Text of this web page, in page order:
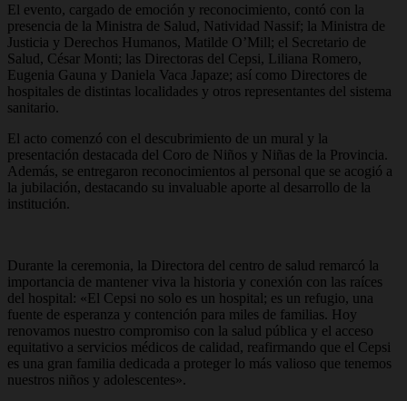
El evento, cargado de emoción y reconocimiento, contó con la
presencia de la Ministra de Salud, Natividad Nassif; la Ministra de
Justicia y Derechos Humanos, Matilde O’Mill; el Secretario de
Salud, César Monti; las Directoras del Cepsi, Liliana Romero,
Eugenia Gauna y Daniela Vaca Japaze; así como Directores de
hospitales de distintas localidades y otros representantes del sistema
sanitario.
El acto comenzó con el descubrimiento de un mural y la
presentación destacada del Coro de Niños y Niñas de la Provincia.
Además, se entregaron reconocimientos al personal que se acogió a
la jubilación, destacando su invaluable aporte al desarrollo de la
institución.
Durante la ceremonia, la Directora del centro de salud remarcó la
importancia de mantener viva la historia y conexión con las raíces
del hospital: «El Cepsi no solo es un hospital; es un refugio, una
fuente de esperanza y contención para miles de familias. Hoy
renovamos nuestro compromiso con la salud pública y el acceso
equitativo a servicios médicos de calidad, reafirmando que el Cepsi
es una gran familia dedicada a proteger lo más valioso que tenemos
nuestros niños y adolescentes».